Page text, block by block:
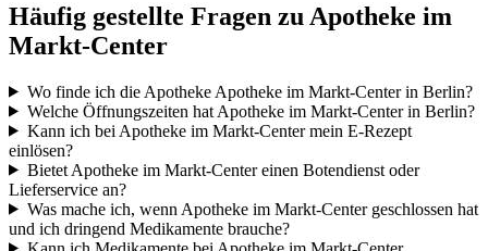
Häufig gestellte Fragen zu Apotheke im
Markt-Center
Wo finde ich die Apotheke Apotheke im Markt-Center in Berlin?
Welche Öffnungszeiten hat Apotheke im Markt-Center in Berlin?
Kann ich bei Apotheke im Markt-Center mein E-Rezept
einlösen?
Bietet Apotheke im Markt-Center einen Botendienst oder
Lieferservice an?
Was mache ich, wenn Apotheke im Markt-Center geschlossen hat
und ich dringend Medikamente brauche?